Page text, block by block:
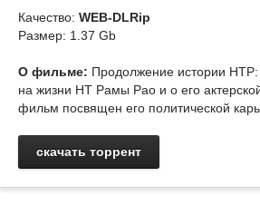
Качество: WEB-DLRip
Размер: 1.37 Gb
О фильме: Продолжение истории НТР:
на жизни НТ Рамы Рао и о его
фильм посвящен его политической
скачать торрент